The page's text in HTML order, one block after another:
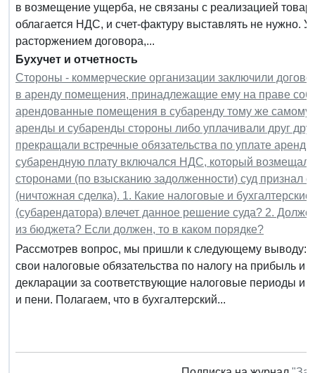
в возмещение ущерба, не связаны с реализацией
облагается НДС, и счет-фактуру выставлять не нужно.
расторжением договора,...
Бухучет и отчетность
Стороны - коммерческие организации заключили
в аренду помещения, принадлежащие ему на праве
арендованные помещения в субаренду тому же самому
аренды и субаренды стороны либо уплачивали друг
прекращали встречные обязательства по уплате
субарендную плату включался НДС, который
сторонами (по взысканию задолженности) суд признал
(ничтожная сделка). 1. Какие налоговые и
(субарендатора) влечет данное решение суда? 2.
из бюджета? Если должен, то в каком порядке?
Рассмотрев вопрос, мы пришли к следующему выводу:
свои налоговые обязательства по налогу на прибыль
декларации за соответствующие налоговые периоды
и пени. Полагаем, что в бухгалтерский...